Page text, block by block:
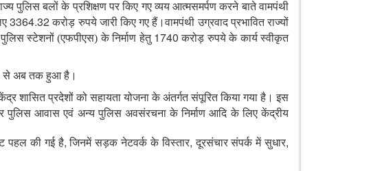
पुलिस बलों के प्रशिक्षण पर किए गए व्यय आत्मसमर्पण करने बाते वामपंथी
3364.32करोड़ रुपये जारी किए गए हैं।वामपंथी उग्रवाद प्रभावित राज्यों
स्टेशनों (एफपीएस) के निर्माण हेतु 1740 करोड़ रुपये के कार्य स्वीकृत
से अब तक हुआ है।
शासित प्रदेशों को सहायता योजना के अंतर्गत संपूरित किया गया है। इस
पुलिस आवास एवं अन्य पुलिस अवसंरचना के निर्माण आदि के लिए केंद्रीय
पहल की गई है,जिनमें सड़क नेटवर्क के विस्तार,दूरसंचार संपर्क में सुधार,